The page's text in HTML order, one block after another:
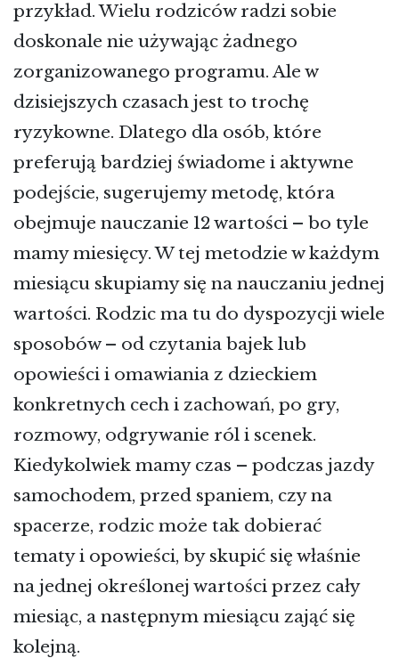
przykład. Wielu rodziców radzi sobie
doskonale nie używając żadnego
zorganizowanego programu. Ale w
dzisiejszych czasach jest to trochę
ryzykowne. Dlatego dla osób, które
preferują bardziej świadome i aktywne
podejście, sugerujemy metodę, która
obejmuje nauczanie 12 wartości – bo tyle
mamy miesięcy. W tej metodzie w każdym
miesiącu skupiamy się na nauczaniu jednej
wartości. Rodzic ma tu do dyspozycji wiele
sposobów – od czytania bajek lub
opowieści i omawiania z dzieckiem
konkretnych cech i zachowań, po gry,
rozmowy, odgrywanie ról i scenek.
Kiedykolwiek mamy czas – podczas jazdy
samochodem, przed spaniem, czy na
spacerze, rodzic może tak dobierać
tematy i opowieści, by skupić się właśnie
na jednej określonej wartości przez cały
miesiąc, a następnym miesiącu zająć się
kolejną.